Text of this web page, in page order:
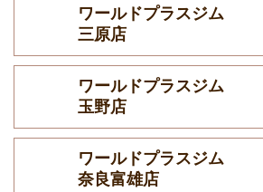
ワールドプラスジム
三原店
ワールドプラスジム
玉野店
ワールドプラスジム
奈良富雄店